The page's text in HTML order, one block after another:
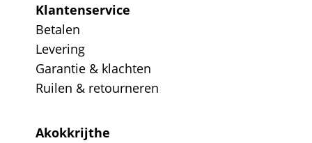
Klantenservice
Betalen
Levering
Garantie & klachten
Ruilen & retourneren
Akokkrijthe